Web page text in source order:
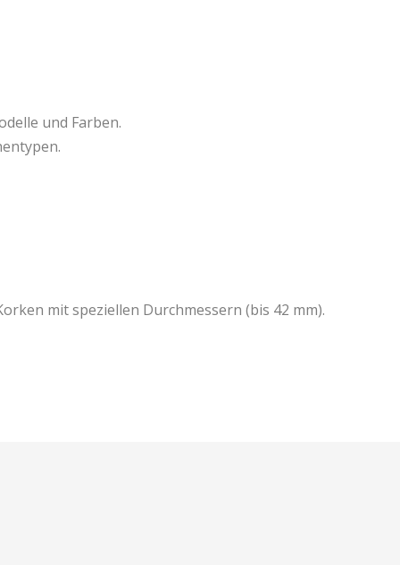
und Farben.
mit speziellen Durchmessern (bis 42 mm).